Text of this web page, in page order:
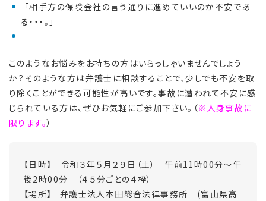
「相手方の保険会社の言う通りに進めていいのか不安であ
る・・・。」
このようなお悩みをお持ちの方はいらっしゃいませんでしょう
か？そのような方は弁護士に相談することで、少しでも不安を取
り除くことができる可能性が高いです。事故に遭われて不安に感
じられている方は、ぜひお気軽にご参加下さい。（※人身事故に
限ります。）
【日時】 令和３年５月２９日（土） 午前11時00分～午
後2時00分 （４５分ごとの４枠）
【場所】 弁護士法人本田総合法律事務所 (富山県高